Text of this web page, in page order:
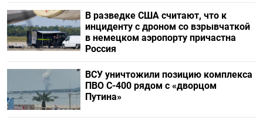
В разведке США считают, что к
инциденту с дроном со взрывчаткой
в немецком аэропорту причастна
Россия
ВСУ уничтожили позицию комплекса
ПВО С-400 рядом с «дворцом
Путина»